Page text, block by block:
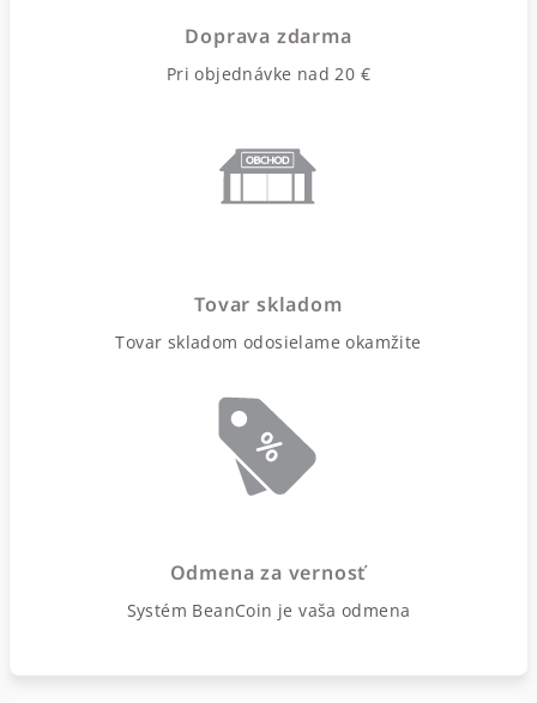
Doprava zdarma
Pri objednávke nad 20 €
Tovar skladom
Tovar skladom odosielame okamžite
Odmena za vernosť
Systém BeanCoin je vaša odmena